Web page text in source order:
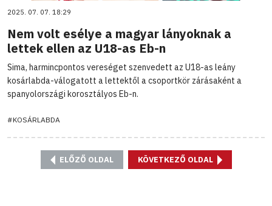
2025. 07. 07. 18:29
Nem volt esélye a magyar lányoknak a
lettek ellen az U18-as Eb-n
Sima, harmincpontos vereséget szenvedett az U18-as leány
kosárlabda-válogatott a lettektől a csoportkör zárásaként a
spanyolországi korosztályos Eb-n.
#KOSÁRLABDA
ELŐZŐ OLDAL KÖVETKEZŐ OLDAL